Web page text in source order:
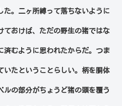
た。二ヶ所縛って落ちないように
ておけば、ただの野生の猪ではな
済むように思われたからだ。つま
いたということらしい。柄を胴体
ルの部分がちょうど猪の頭を覆う